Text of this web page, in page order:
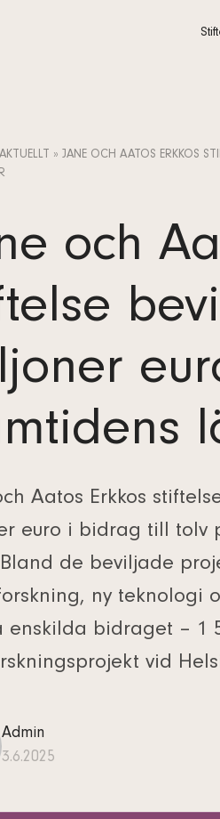
AKTUELLT » JANE OCH AATOS ERKKOS
och
Aatos Erkkos
euro i bidrag till tolv
Bland de beviljade
ny teknologi
enskilda bidraget – 1
vid
Admin
3.6.2025